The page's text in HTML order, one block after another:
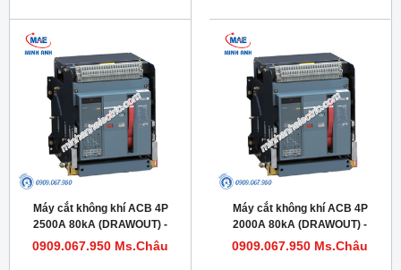
Máy cắt không khí ACB 4P
2500A 80kA (DRAWOUT) -
Model HDW632254DHVV56M
0909.067.950 Ms.Châu
Máy cắt không khí ACB 4P
2000A 80kA (DRAWOUT) -
Model HDW620204DHVV56M
0909.067.950 Ms.Châu